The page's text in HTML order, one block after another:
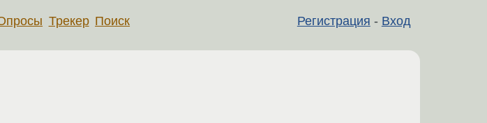
Регистрация - Вход
Трекер Поиск